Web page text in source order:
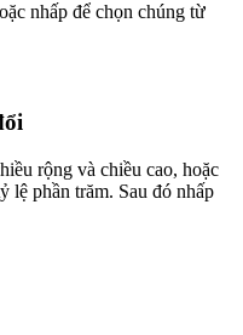
nhấp để chọn chúng từ
rộng và chiều cao, hoặc
lệ phần trăm. Sau đó nhấp